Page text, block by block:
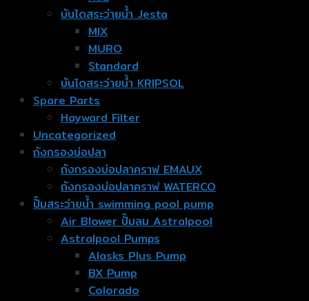
บันไดสระว่ายน้ำ Jesta
MIX
MURO
Standard
บันไดสระว่ายน้ำ KRIPSOL
Spare Parts
Hayward Filter
Uncategorized
ถังกรองบ่อปลา
ถังกรองบ่อปลาคราฟ EMAUX
ถังกรองบ่อปลาคราฟ WATERCO
ปั๊มสระว่ายน้ำ swimming pool pump
Air Blower ปั๊มลม Astralpool
Astralpool Pumps
Alasks Plus Pump
BX Pump
Colorado